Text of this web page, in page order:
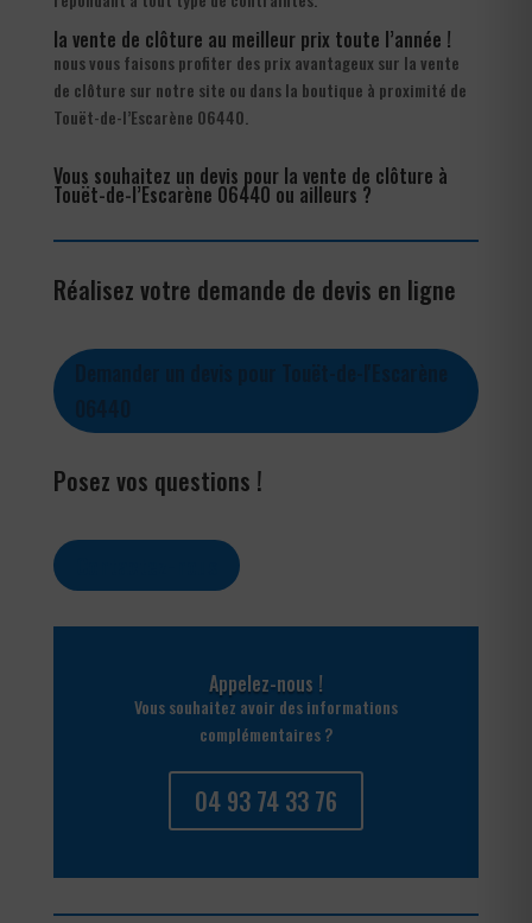
la vente de clôture au meilleur prix toute l’année !
nous vous faisons profiter des prix avantageux sur la vente
de clôture sur notre site ou dans la boutique à proximité de
Touët-de-l’Escarène 06440.
Vous souhaitez un devis pour la vente de clôture à
Touët-de-l’Escarène 06440 ou ailleurs ?
Réalisez votre demande de devis en ligne
Posez vos questions !
Appelez-nous !
Vous souhaitez avoir des informations
complémentaires ?
04 93 74 33 76